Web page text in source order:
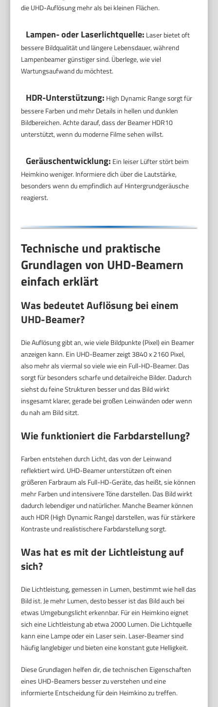
die UHD-Auflösung mehr als bei kleinen Flächen.
Lampen- oder Laserlichtquelle: Laser bietet oft
bessere Bildqualität und längere Lebensdauer, während
Lampenbeamer günstiger sind. Überlege, wie viel
Wartungsaufwand du möchtest.
HDR-Unterstützung: High Dynamic Range sorgt für
bessere Farben und mehr Details in hellen und dunklen
Bildbereichen. Achte darauf, dass der Beamer HDR10
unterstützt, wenn du moderne Filme sehen willst.
Geräuschentwicklung: Ein leiser Lüfter stört beim
Heimkino weniger. Informiere dich über die Lautstärke,
besonders wenn du empfindlich auf Hintergrundgeräusche
reagierst.
Technische und praktische
Grundlagen von UHD-Beamern
einfach erklärt
Was bedeutet Auflösung bei einem
UHD-Beamer?
Die Auflösung gibt an, wie viele Bildpunkte (Pixel) ein Beamer
anzeigen kann. Ein UHD-Beamer zeigt 3840 x 2160 Pixel,
also mehr als viermal so viele wie ein Full-HD-Beamer. Das
sorgt für besonders scharfe und detailreiche Bilder. Dadurch
siehst du feine Strukturen besser und das Bild wirkt
insgesamt klarer, gerade bei großen Leinwänden oder wenn
du nah am Bild sitzt.
Wie funktioniert die Farbdarstellung?
Farben entstehen durch Licht, das von der Leinwand
reflektiert wird. UHD-Beamer unterstützen oft einen
größeren Farbraum als Full-HD-Geräte, das heißt, sie können
mehr Farben und intensivere Töne darstellen. Das Bild wirkt
dadurch lebendiger und natürlicher. Manche Beamer können
auch HDR (High Dynamic Range) darstellen, was für stärkere
Kontraste und realistischere Farbdarstellung sorgt.
Was hat es mit der Lichtleistung auf
sich?
Die Lichtleistung, gemessen in Lumen, bestimmt wie hell das
Bild ist. Je mehr Lumen, desto besser ist das Bild auch bei
etwas Umgebungslicht erkennbar. Für ein Heimkino eignet
sich eine Lichtleistung ab etwa 2000 Lumen. Die Lichtquelle
kann eine Lampe oder ein Laser sein. Laser-Beamer sind
häufig langlebiger und bieten eine konstant gute Helligkeit.
Diese Grundlagen helfen dir, die technischen Eigenschaften
eines UHD-Beamers besser zu verstehen und eine
informierte Entscheidung für dein Heimkino zu treffen.